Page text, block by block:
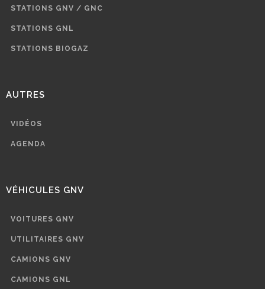
STATIONS GNV / GNC
STATIONS GNL
STATIONS BIOGAZ
AUTRES
VIDÉOS
AGENDA
VÉHICULES GNV
VOITURES GNV
UTILITAIRES GNV
CAMIONS GNV
CAMIONS GNL